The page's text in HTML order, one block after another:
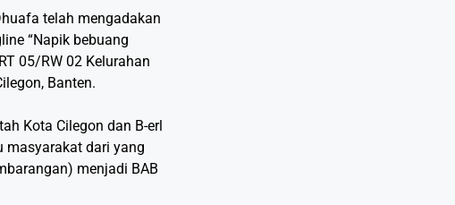
telah mengadakan
“Napik bebuang
05/RW 02 Kelurahan
Banten.
Kota Cilegon dan B-erl
masyarakat dari yang
menjadi BAB